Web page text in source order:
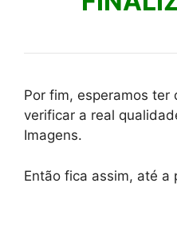
Por fim, esperamos
verificar a real
Imagens.
Então fica assim, até a